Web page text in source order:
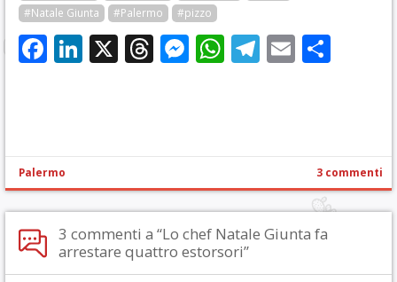
#Natale Giunta
#Palermo #pizzo
Facebook
LinkedIn
X Threads
Messenger
WhatsApp
Telegram
Email
Palermo 3 commenti
3 commenti a “Lo chef Natale Giunta fa
arrestare quattro estorsori”